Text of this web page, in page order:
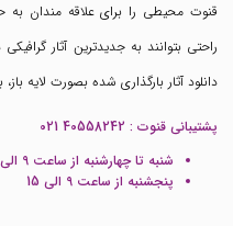
قنوت محیطی را برای علاقه مندان به
راحتی بتوانند به جدیدترین آثار
دانلود آثار بارگذاری شده بصورت لایه
پشتیبانی قنوت : 021 40558242
شنبه تا چهارشنبه از ساعت 9 الی 17
پنجشنبه از ساعت 9 الی 15